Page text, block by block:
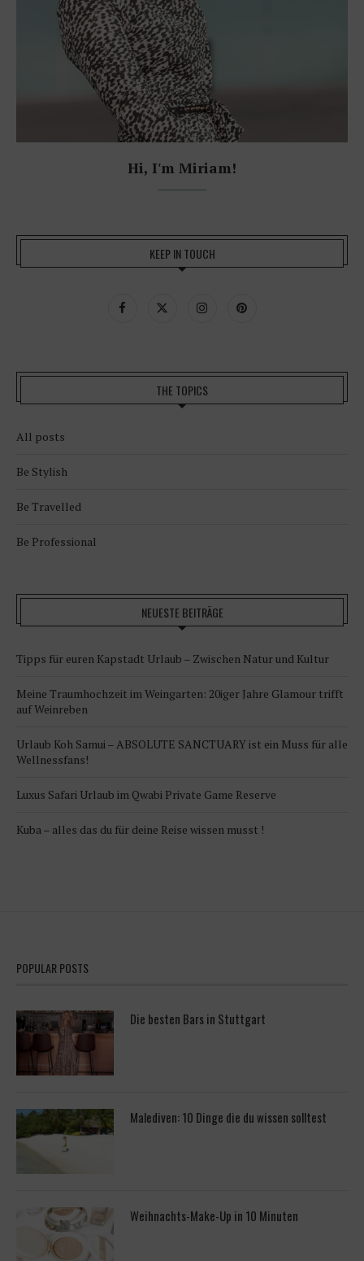
Hi, I'm Miriam!
KEEP IN TOUCH
THE TOPICS
All posts
Be Stylish
Be Travelled
Be Professional
NEUESTE BEITRÄGE
Tipps für euren Kapstadt Urlaub – Zwischen Natur und Kultur
Meine Traumhochzeit im Weingarten: 20iger Jahre Glamour trifft
auf Weinreben
Urlaub Koh Samui – ABSOLUTE SANCTUARY ist ein Muss für alle
Wellnessfans!
Luxus Safari Urlaub im Qwabi Private Game Reserve
Kuba – alles das du für deine Reise wissen musst !
POPULAR POSTS
Die besten Bars in Stuttgart
Malediven: 10 Dinge die du wissen solltest
Weihnachts-Make-Up in 10 Minuten